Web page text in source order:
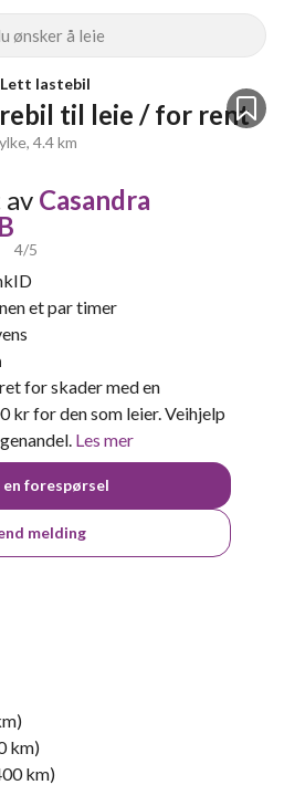
ønsker å leie
Lett lastebil
til leie / for rent
4.4 km
av Casandra
4/5
et par timer
for skader med en
kr for den som leier. Veihjelp
Les mer
en forespørsel
melding
km)
km)